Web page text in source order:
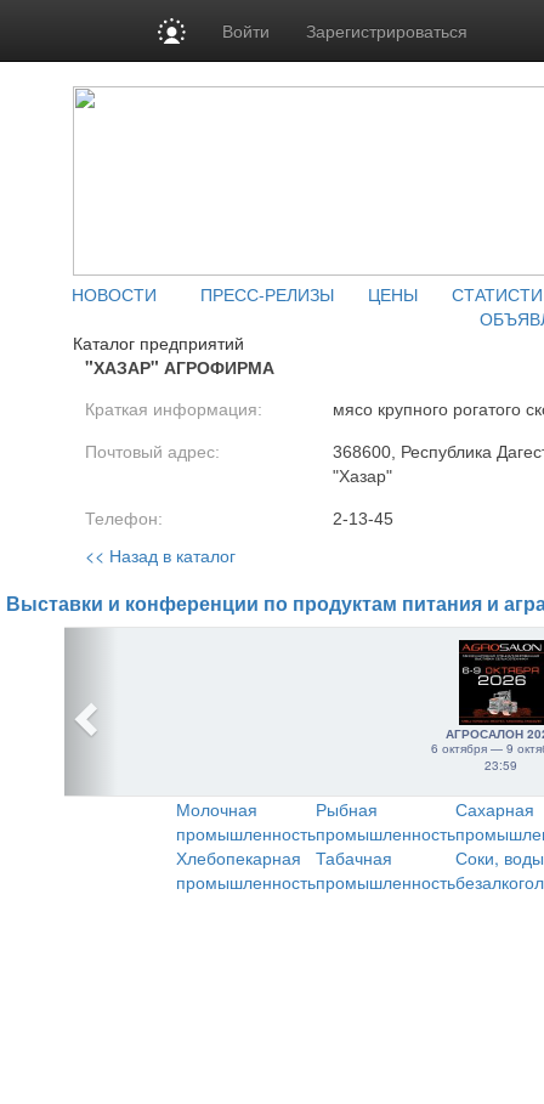
Войти Зарегистрироваться
НОВОСТИ ПРЕСС-РЕЛИЗЫ ЦЕНЫ
Каталог предприятий
"ХАЗАР" АГРОФИРМА
Краткая информация: мясо крупного рогатого
Почтовый адрес:
368600, Республика
"Хазар"
Телефон: 2-13-45
<< Назад в каталог
Выставки и конференции по продуктам питания и
АГРОСАЛОН
6 октября — 9
23:59
Молочная
промышленность
Рыбная
промышленность
Сахарная
Хлебопекарная
промышленность
Табачная
промышленность
Соки,